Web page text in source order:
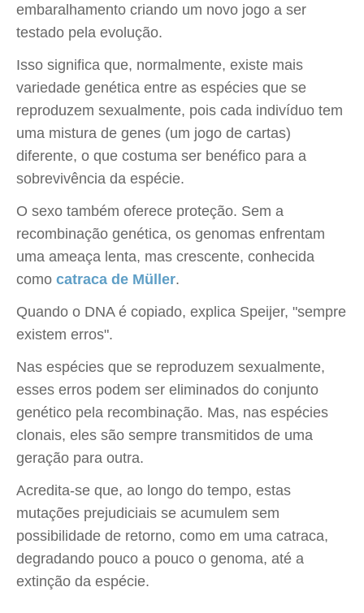
embaralhamento criando um novo jogo a ser
testado pela evolução.
Isso significa que, normalmente, existe mais
variedade genética entre as espécies que se
reproduzem sexualmente, pois cada indivíduo tem
uma mistura de genes (um jogo de cartas)
diferente, o que costuma ser benéfico para a
sobrevivência da espécie.
O sexo também oferece proteção. Sem a
recombinação genética, os genomas enfrentam
uma ameaça lenta, mas crescente, conhecida
como catraca de Müller.
Quando o DNA é copiado, explica Speijer, "sempre
existem erros".
Nas espécies que se reproduzem sexualmente,
esses erros podem ser eliminados do conjunto
genético pela recombinação. Mas, nas espécies
clonais, eles são sempre transmitidos de uma
geração para outra.
Acredita-se que, ao longo do tempo, estas
mutações prejudiciais se acumulem sem
possibilidade de retorno, como em uma catraca,
degradando pouco a pouco o genoma, até a
extinção da espécie.